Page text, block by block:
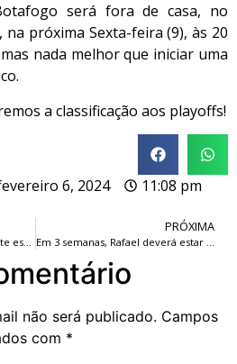
será fora de casa, no
na próxima Sexta-feira (9), às 20
nada melhor que iniciar uma
a classificação aos playoffs!
6, 2024
11:08 pm
EXCLUSIVO: Botafogo Basquete estreia novo Patrocínio, nesta noite de Terça-feira, diante do Flamengo.
PRÓXIMA
Em 3 semanas, Rafael deverá estar retornando aos jogos, entre os relacionados.
não será publicado. Campos
com *